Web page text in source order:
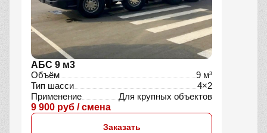
АБС 9 м3
Объём
9 м³
Тип шасси
4×2
Применение
Для крупных объектов
9 900 руб / смена
Заказать